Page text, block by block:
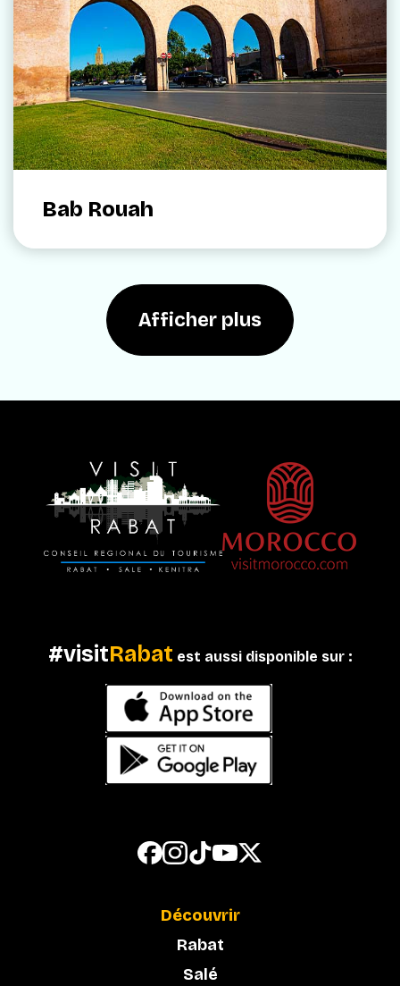
Bab Rouah
Afficher plus
#visitRabat est aussi disponible sur :
Découvrir
Rabat
Salé